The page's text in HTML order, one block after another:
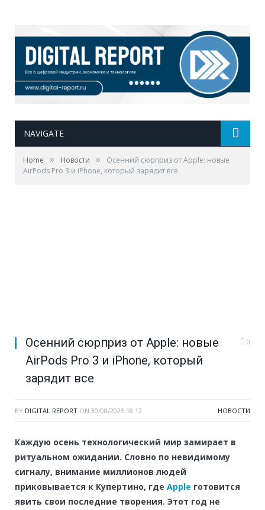
NAVIGATE
Home » Новости »
Осенний сюрприз от Apple: новые
AirPods Pro 3 и iPhone, который зарядит все
Осенний сюрприз от Apple: новые
AirPods Pro 3 и iPhone, который
зарядит все
0
BY DIGITAL REPORT ON 30/08/2025 18:12 НОВОСТИ
Каждую осень технологический мир замирает в
ритуальном ожидании. Словно по невидимому
сигналу, внимание миллионов людей
приковывается к Купертино, где Apple готовится
явить свои последние творения. Этот год не